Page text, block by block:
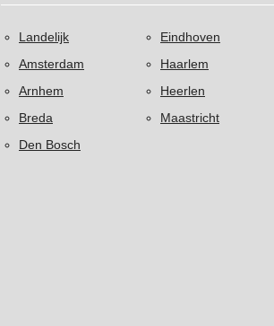
Landelijk
Amsterdam
Arnhem
Breda
Den Bosch
Eindhoven
Haarlem
Heerlen
Maastricht